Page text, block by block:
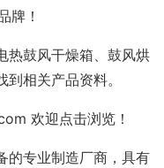
牌！
热鼓风干燥箱、鼓风烘
相关产品资料。
欢迎点击浏览！
的专业制造厂商，具有